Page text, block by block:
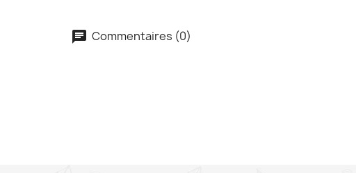
Commentaires (0)